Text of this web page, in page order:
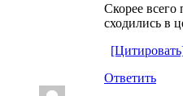
Скорее всего
сходились в
Ответить